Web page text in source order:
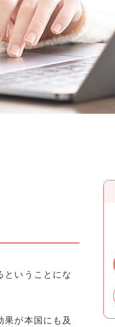
ということにな
が本国にも及